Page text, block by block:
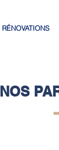
RÉNOVATIONS
NOS